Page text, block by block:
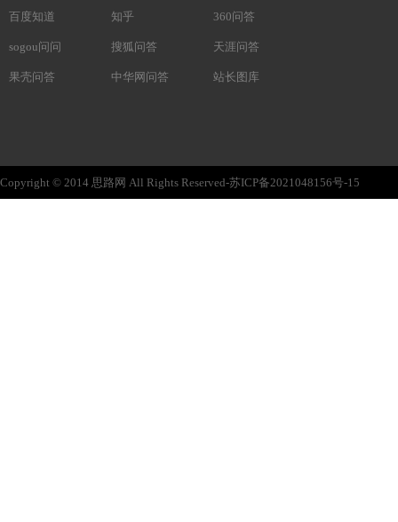
百度知道 知乎 360问答
sogou问问 搜狐问答 天涯问答
果壳问答 中华网问答 站长图库
Copyright © 2014 思路网 All Rights Reserved-苏ICP备2021048156号-15